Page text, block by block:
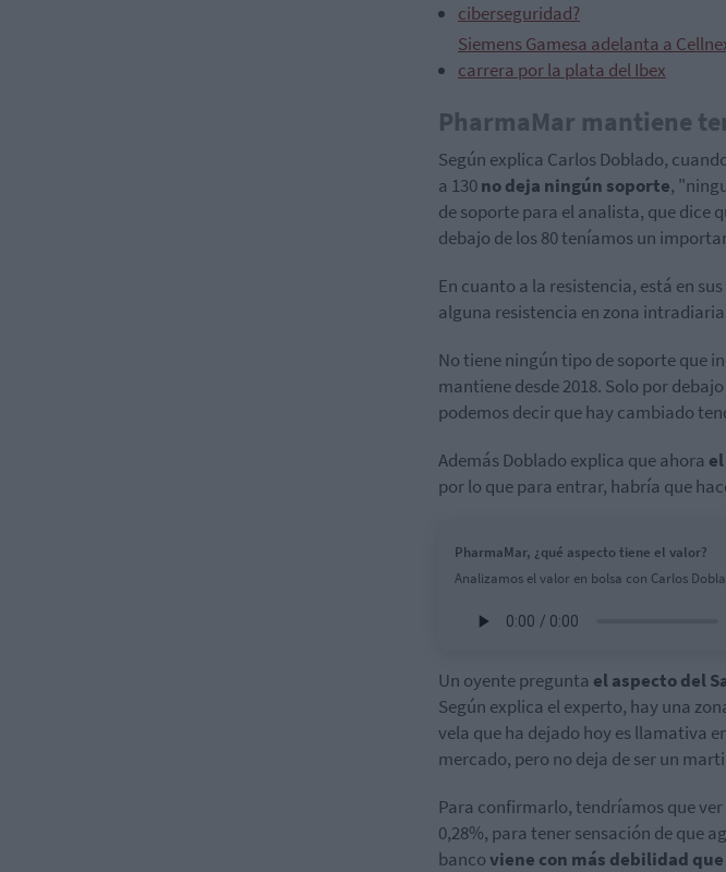
ciberseguridad?
Siemens Gamesa adelanta a
carrera por la plata del Ibex
PharmaMar mantiene
Según explica Carlos Doblado,
a 130no deja ningún soporte,
de soporte para el analista, que dice
debajo de los 80 teníamos un
En cuanto a la resistencia, está en
alguna resistencia en zona
No tiene ningún tipo de soporte que
mantiene desde 2018. Solo por
podemos decir que hay cambiado
Además Doblado explica que ahora
por lo que para entrar, habría que
PharmaMar, ¿qué aspecto tiene el valor?
Analizamos el valor en bolsa con Carlos
Un oyente pregunta el aspecto del
Según explica el experto, hay una
vela que ha dejado hoy es llamativa
mercado, pero no deja de ser un
Para confirmarlo, tendríamos que
0,28%, para tener sensación de que
bancoviene con más debilidad